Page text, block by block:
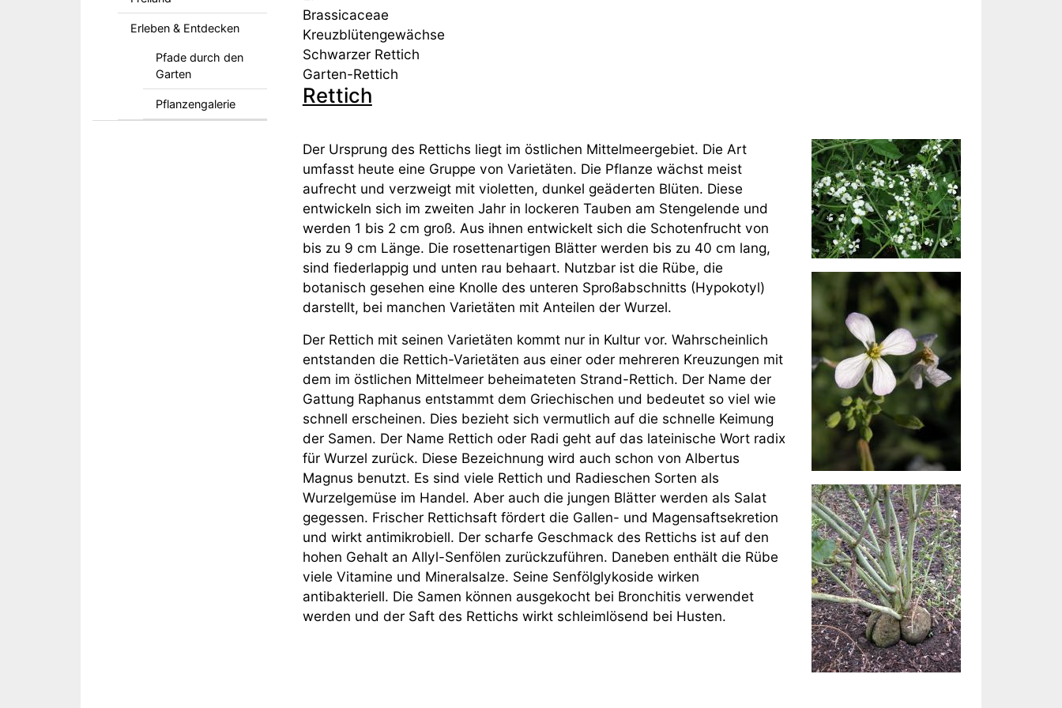
Erleben & Entdecken
Pfade durch den
Garten
Pflanzengalerie
Brassicaceae
Kreuzblütengewächse
Trivialname - weitere
Schwarzer Rettich
Garten-Rettich
Rettich
Der Ursprung des Rettichs liegt im östlichen Mittelmeergebiet. Die Art
umfasst heute eine Gruppe von Varietäten. Die Pflanze wächst meist
aufrecht und verzweigt mit violetten, dunkel geäderten Blüten. Diese
entwickeln sich im zweiten Jahr in lockeren Tauben am Stengelende und
werden 1 bis 2 cm groß. Aus ihnen entwickelt sich die Schotenfrucht von
bis zu 9 cm Länge. Die rosettenartigen Blätter werden bis zu 40 cm lang,
sind fiederlappig und unten rau behaart. Nutzbar ist die Rübe, die
botanisch gesehen eine Knolle des unteren Sproßabschnitts (Hypokotyl)
darstellt, bei manchen Varietäten mit Anteilen der Wurzel.
Der Rettich mit seinen Varietäten kommt nur in Kultur vor. Wahrscheinlich
entstanden die Rettich-Varietäten aus einer oder mehreren Kreuzungen mit
dem im östlichen Mittelmeer beheimateten Strand-Rettich. Der Name der
Gattung Raphanus entstammt dem Griechischen und bedeutet so viel wie
schnell erscheinen. Dies bezieht sich vermutlich auf die schnelle Keimung
der Samen. Der Name Rettich oder Radi geht auf das lateinische Wort radix
für Wurzel zurück. Diese Bezeichnung wird auch schon von Albertus
Magnus benutzt. Es sind viele Rettich und Radieschen Sorten als
Wurzelgemüse im Handel. Aber auch die jungen Blätter werden als Salat
gegessen. Frischer Rettichsaft fördert die Gallen- und Magensaftsekretion
und wirkt antimikrobiell. Der scharfe Geschmack des Rettichs ist auf den
hohen Gehalt an Allyl-Senfölen zurückzuführen. Daneben enthält die Rübe
viele Vitamine und Mineralsalze. Seine Senfölglykoside wirken
antibakteriell. Die Samen können ausgekocht bei Bronchitis verwendet
werden und der Saft des Rettichs wirkt schleimlösend bei Husten.